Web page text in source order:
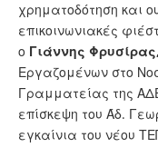
χρηματοδότηση και
επικοινωνιακές
ο Γιάννης Φρυσίρας,
Εργαζομένων στο
Γραμματείας της
επίσκεψη του Άδ.
εγκαίνια του νέου